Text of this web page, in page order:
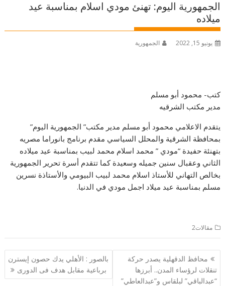
الجمهورية اليوم: تهنئ مودي اسلام بمناسبة عيد
ميلاده
يونيو 15, 2022 الجمهورية
كتب- محمود أبو مسلم
مدير مكتب الشرقيه
يتقدم الاعلامي محمود أبو مسلم مدير مكتب” الجمهورية اليوم”
بمحافظة الشرقية والمحلل السياسي مقدم برنامج بانوراما مصريه
بتهنئة حفيدة “مودي ” محمد اسلام محمد لبيب بمناسبة عيد ميلاده
الثاني وعقبال سنين جميله وسعيدة كما تتقدم أسرة تحرير الجمهورية
بخالص التهاني للأستاذ اسلام محمد لبيب البيومي والأستاذة نسرين
مسلم بمناسبة عيد ميلاد اجمل مودي في الدنيا.
مقالات2
تصفّح
المقالات
محافظ الدقهلية يصدر حركة
تنقلات لرؤساء المدن.. أبرزها
“عبدالباقي” لبلقاس و”عبدالعاطي”
بالصور : الأهلي يدك حصون إيسترن
برباعية مقابل هدف فى الدورى